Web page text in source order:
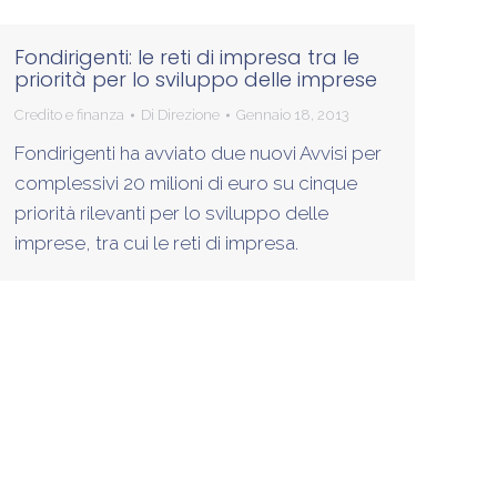
Fondirigenti: le reti di impresa tra le
priorità per lo sviluppo delle imprese
Credito e finanza Di Direzione Gennaio 18, 2013
Fondirigenti ha avviato due nuovi Avvisi per
complessivi 20 milioni di euro su cinque
priorità rilevanti per lo sviluppo delle
imprese, tra cui le reti di impresa.